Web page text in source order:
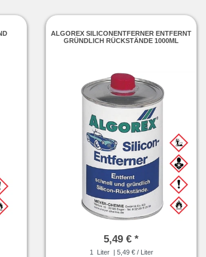
F
ALGOREX SILICONENTFERNER ENTFERNT
GRÜNDLICH RÜCKSTÄNDE 1000ML
5,49 € *
1 Liter | 5,49 € / Liter